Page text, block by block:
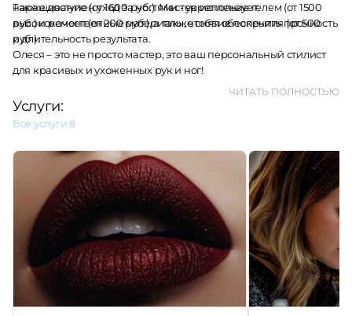
наращивание (от 1600 руб.). Мастер использует
высококачественные материалы, чтобы обеспечить прочность
и длительность результата.
Также доступен уход за ногтями - укрепление гелем (от 1500
руб.) и ремонт (от 200 руб.), а также снятие покрытия (от 500
руб.).
Олеся – это не просто мастер, это ваш персональный стилист
для красивых и ухоженных рук и ног!
ЧИТАТЬ ПОЛНОСТЬЮ
Услуги:
Все услуги8